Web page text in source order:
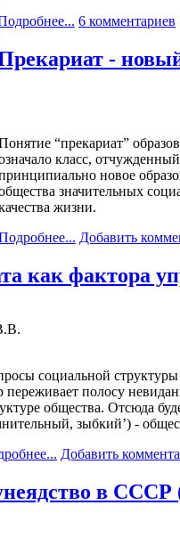
6 комментариев
-
“прекариат”
класс,
новое
значительных
жизни.
Добавить
как фактора
социальной
переживает полосу
общества. Отсюда
зыбкий’) -
Добавить
в СССР